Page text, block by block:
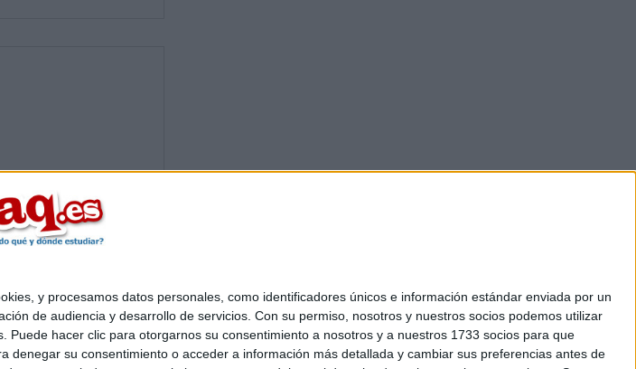
y procesamos datos personales, como identificadores únicos e información estándar enviada por un
de audiencia y desarrollo de servicios. Con su permiso, nosotros y nuestros socios podemos utilizar
hacer clic para otorgarnos su consentimiento a nosotros y a nuestros 1733 socios para que
su consentimiento o acceder a información más detallada y cambiar sus preferencias antes de
|Contactar| Anúnciate
Condiciones generales|Política de cookies